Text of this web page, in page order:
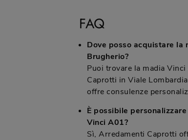
FAQ
Dove posso acquistare la
Brugherio?
Puoi trovare la madia
Caprotti in Viale
offre consulenze
È possibile
Vinci A01?
Sì, Arredamenti Caprotti